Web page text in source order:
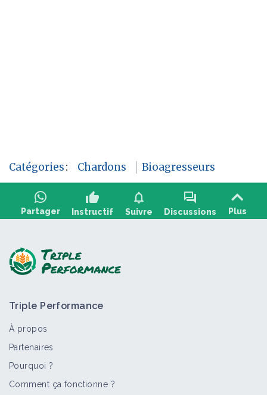
Catégories: Chardons Bioagresseurs
Partager
thumb_up
Instructif
notifications
Suivre
forum
Discussions Plus
Triple Performance
À propos
Partenaires
Pourquoi ?
Comment ça fonctionne ?